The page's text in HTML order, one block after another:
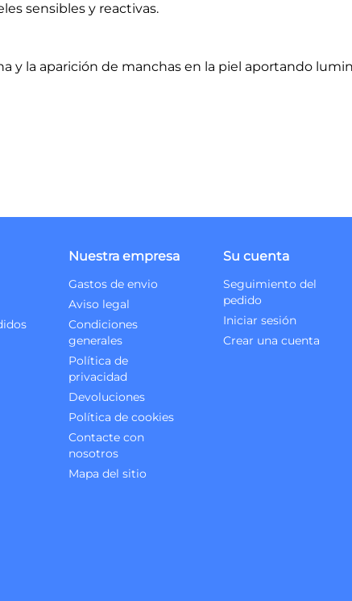
sensibles y reactivas.
y la aparición de manchas en la piel aportando
Nuestra empresa
Gastos de envio
Aviso legal
Condiciones
generales
Política de
privacidad
Devoluciones
Política de cookies
Contacte con
nosotros
Mapa del sitio
Su cuenta
Seguimiento del
pedido
Iniciar sesión
Crear una cuenta